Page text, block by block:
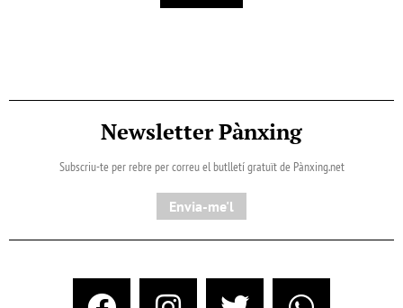
Newsletter Pànxing
Subscriu-te per rebre per correu el butlletí gratuït de Pànxing.net​
Envia-me'l